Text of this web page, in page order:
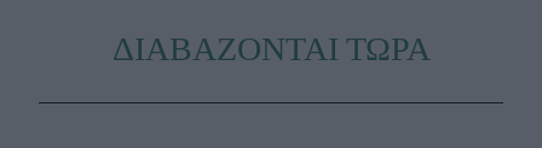
ΔΙΑΒΑΖΟΝΤΑΙ ΤΩΡΑ